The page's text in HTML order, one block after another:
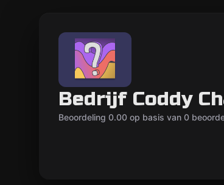
Bedrijf Coddy
Beoordeling 0.00 op basis van 0